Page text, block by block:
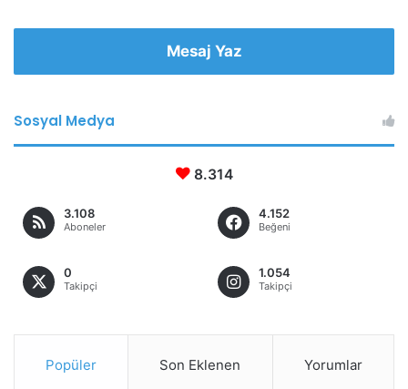
Mesaj Yaz
Sosyal Medya
8.314
3.108
Aboneler
4.152
Beğeni
0
Takipçi
1.054
Takipçi
Popüler Son Eklenen Yorumlar